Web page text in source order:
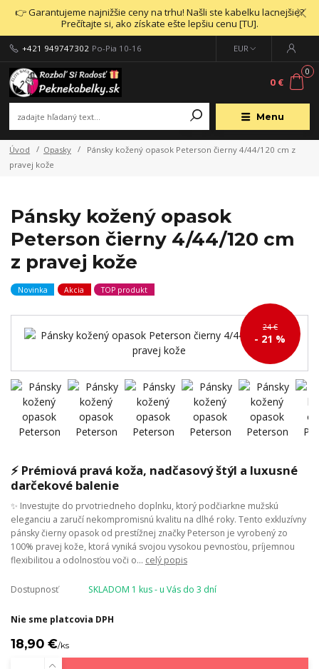
👉 Garantujeme najnižšie ceny na trhu! Našli ste kabelku lacnejšie?
Prečítajte si, ako získate ešte lepšiu cenu [TU].
Menu
EUR
+421 949747302 Po-Pia 10-16
0
0 €
Úvod Opasky
Pánsky kožený opasok Peterson čierny 4/44/120 cm z
pravej kože
Pánsky kožený opasok
Peterson čierny 4/44/120 cm
z pravej kože
Novinka Akcia TOP produkt
24 €
- 21 %
⚡ Prémiová pravá koža, nadčasový štýl a luxusné
darčekové balenie
✨ Investujte do prvotriedneho doplnku, ktorý podčiarkne mužskú
eleganciu a zaručí nekompromisnú kvalitu na dlhé roky. Tento exkluzívny
pánsky čierny opasok od prestížnej značky Peterson je vyrobený zo
100% pravej kože, ktorá vyniká svojou vysokou pevnosťou, príjemnou
flexibilitou a odolnosťou voči o... celý popis
Dostupnosť SKLADOM 1 kus - u Vás do 3 dní
Nie sme platcovia DPH
18,90 €/ks